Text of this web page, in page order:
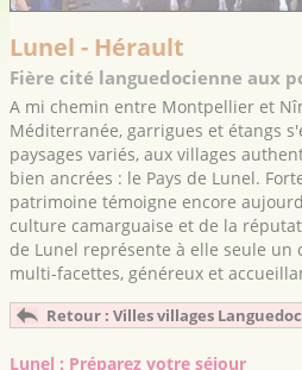
Lunel - Hérault
Fière cité languedocienne aux
A mi chemin entre Montpellier et
Méditerranée, garrigues et étangs
paysages variés, aux villages
bien ancrées : le Pays de Lunel.
patrimoine témoigne encore
culture camarguaise et de la
de Lunel représente à elle seule un
multi-facettes, généreux et
Retour : Villes villages
Lunel : Préparez votre séjour